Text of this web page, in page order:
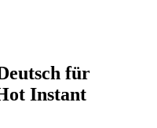
für
Instant